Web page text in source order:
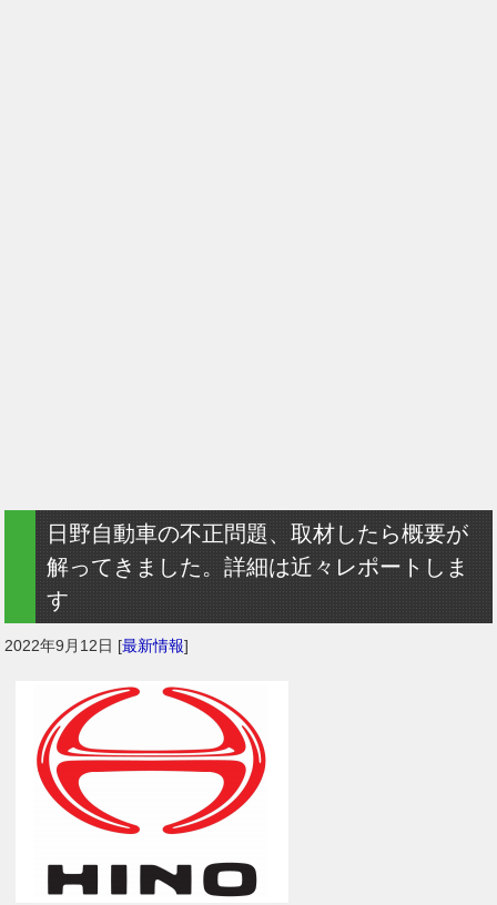
日野自動車の不正問題、取材したら概要が
解ってきました。詳細は近々レポートしま
す
2022年9月12日 [最新情報]